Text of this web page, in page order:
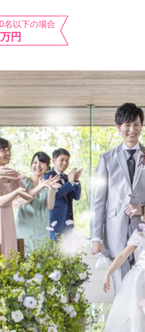
名以下の場合
円